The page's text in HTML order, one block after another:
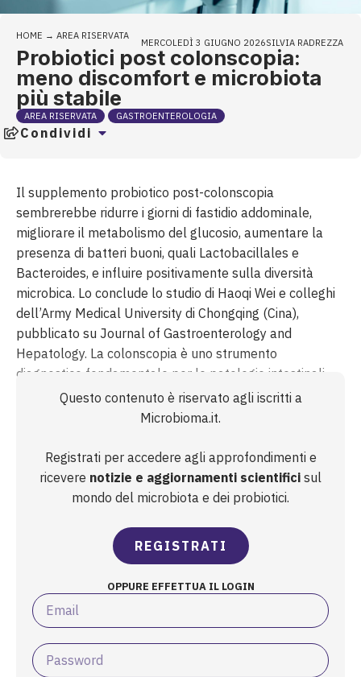
HOME → AREA RISERVATA
MERCOLEDÌ 3 GIUGNO 2026SILVIA RADREZZA
Probiotici post colonscopia:
meno discomfort e microbiota
più stabile
AREA RISERVATA GASTROENTEROLOGIA
Condividi
Il supplemento probiotico post-colonscopia
sembrerebbe ridurre i giorni di fastidio addominale,
migliorare il metabolismo del glucosio, aumentare la
presenza di batteri buoni, quali Lactobacillales e
Bacteroides, e influire positivamente sulla diversità
microbica. Lo conclude lo studio di Haoqi Wei e colleghi
dell’Army Medical University di Chongqing (Cina),
pubblicato su Journal of Gastroenterology and
Hepatology. La colonscopia è uno strumento
diagnostico fondamentale per le patologie intestinali,
che richiede un’efficace preparazione intestinale,
spesso ottenuta con polietilenglicole (PEG). Il PEG può
Questo contenuto è riservato agli iscritti a
Microbioma.it.
Registrati per accedere agli approfondimenti e
ricevere notizie e aggiornamenti scientifici sul
mondo del microbiota e dei probiotici.
REGISTRATI
OPPURE EFFETTUA IL LOGIN